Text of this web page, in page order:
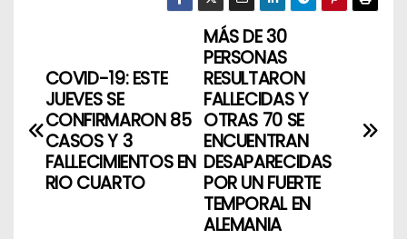
v
MÁS DE 30
PERSONAS
RESULTARON
FALLECIDAS Y
OTRAS 70 SE
ENCUENTRAN
DESAPARECIDAS
POR UN FUERTE
TEMPORAL EN
ALEMANIA
COVID-19: ESTE
JUEVES SE
CONFIRMARON 85
CASOS Y 3
FALLECIMIENTOS EN
RIO CUARTO